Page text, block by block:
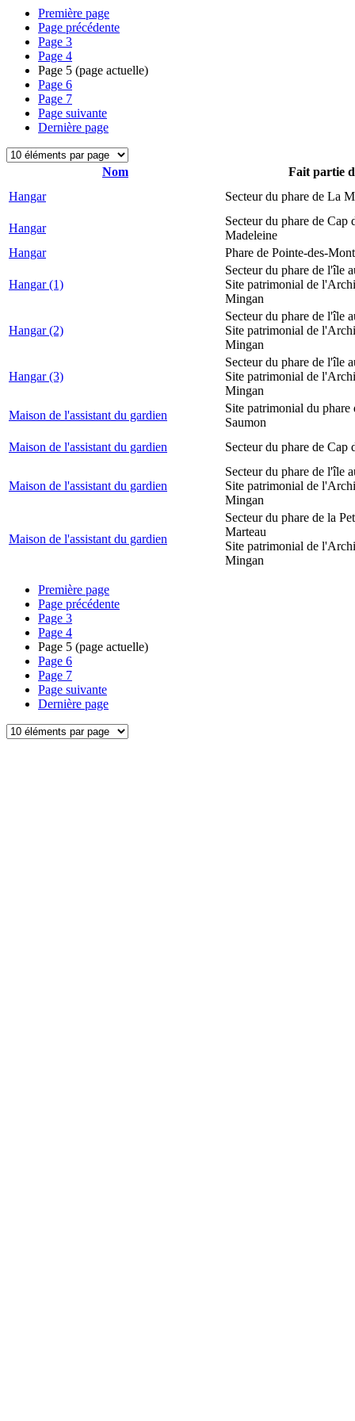
Première page
Page précédente
Page 3
Page 4
Page 5 (page actuelle)
Page 6
Page 7
Page suivante
Dernière page
Nom
Fait partie
Hangar
Secteur du phare de La
Hangar
Secteur du phare de Cap
Madeleine
Hangar
Phare de Pointe-des-
Hangar (1)
Secteur du phare de l'île
Site patrimonial de
Mingan
Hangar (2)
Secteur du phare de l'île
Site patrimonial de
Mingan
Hangar (3)
Secteur du phare de l'île
Site patrimonial de
Mingan
Maison de l'assistant du gardien
Site patrimonial du phare
Saumon
Maison de l'assistant du gardien
Secteur du phare de Cap
Maison de l'assistant du gardien
Secteur du phare de l'île
Site patrimonial de
Mingan
Maison de l'assistant du gardien
Secteur du phare de la
Marteau
Site patrimonial de
Mingan
Première page
Page précédente
Page 3
Page 4
Page 5 (page actuelle)
Page 6
Page 7
Page suivante
Dernière page